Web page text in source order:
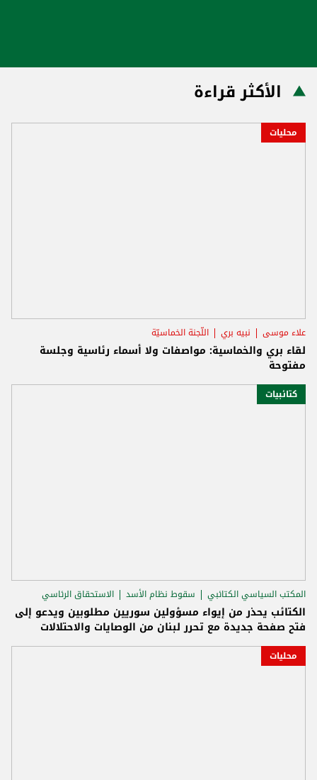
الأكثر قراءة
محليات
علاء موسى نبيه بري اللّجنة الخماسيّة
لقاء بري والخماسية: مواصفات ولا أسماء رئاسية وجلسة
مفتوحة
كتائبيات
المكتب السياسي الكتائبي سقوط نظام الأسد الاستحقاق الرئاسي
الكتائب يحذر من إيواء مسؤولين سوريين مطلوبين ويدعو إلى
فتح صفحة جديدة مع تحرر لبنان من الوصايات والاحتلالات
محليات